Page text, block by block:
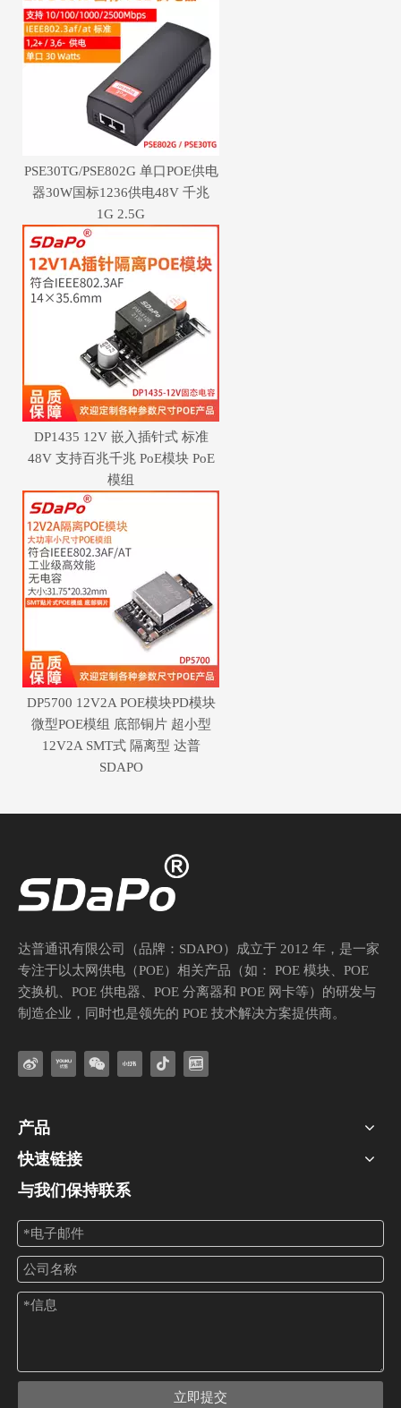
PSE30TG/PSE802G 单口POE供电
器30W国标1236供电48V 千兆
1G 2.5G
DP1435 12V 嵌入插针式 标准
48V 支持百兆千兆 PoE模块 PoE
模组
DP5700 12V2A POE模块PD模块
微型POE模组 底部铜片 超小型
12V2A SMT式 隔离型 达普
SDAPO
达普通讯有限公司（品牌：SDAPO）成立于 2012 年，是一家
专注于以太网供电（POE）相关产品（如： POE 模块、POE
交换机、POE 供电器、POE 分离器和 POE 网卡等）的研发与
制造企业，同时也是领先的 POE 技术解决方案提供商。
产品
快速链接
与我们保持联系
立即提交